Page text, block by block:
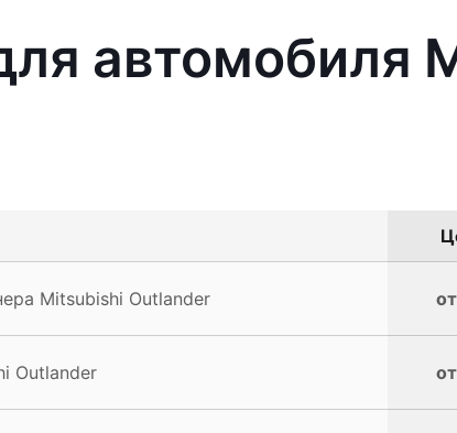
автомобиля
Mitsubishi Outlander
Outlander